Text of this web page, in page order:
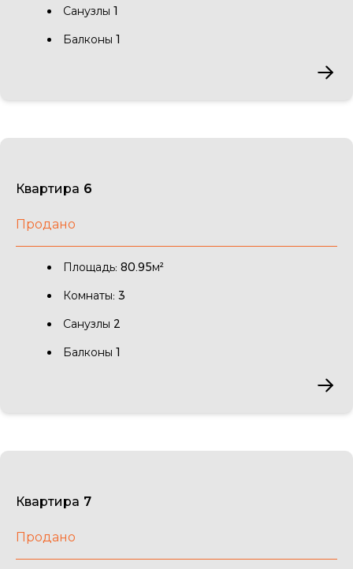
Санузлы 1
Балконы 1
Квартира 6
Продано
Площадь: 80.95м²
Комнаты: 3
Санузлы 2
Балконы 1
Квартира 7
Продано